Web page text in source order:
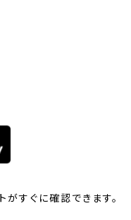
すぐに確認できます。